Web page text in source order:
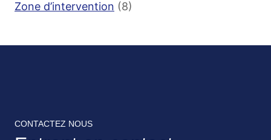
Zone d’intervention (8)
CONTACTEZ NOUS